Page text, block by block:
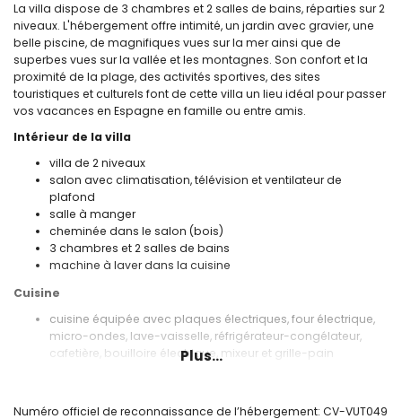
La villa dispose de 3 chambres et 2 salles de bains, réparties sur 2
niveaux. L'hébergement offre intimité, un jardin avec gravier, une
belle piscine, de magnifiques vues sur la mer ainsi que de
superbes vues sur la vallée et les montagnes. Son confort et la
proximité de la plage, des activités sportives, des sites
touristiques et culturels font de cette villa un lieu idéal pour passer
vos vacances en Espagne en famille ou entre amis.
Intérieur de la villa
villa de 2 niveaux
salon avec climatisation, télévision et ventilateur de
plafond
salle à manger
cheminée dans le salon (bois)
3 chambres et 2 salles de bains
machine à laver dans la cuisine
Cuisine
cuisine équipée avec plaques électriques, four électrique,
micro-ondes, lave-vaisselle, réfrigérateur-congélateur,
cafetière, bouilloire électrique, mixeur et grille-pain
2 chambres avec climatisation, chacune avec lit double et
Plus...
Numéro officiel de reconnaissance de l’hébergement: CV-VUT049